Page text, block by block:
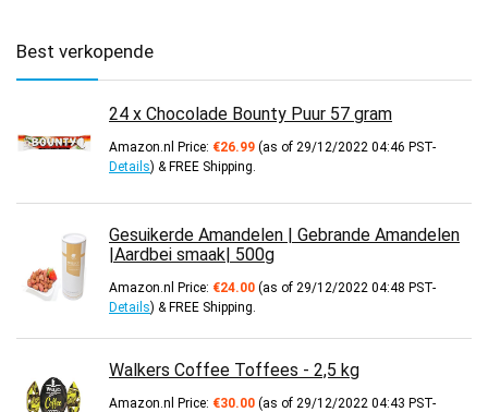
Best verkopende
24 x Chocolade Bounty Puur 57 gram
Amazon.nl Price: €26.99 (as of 29/12/2022 04:46 PST-
Details) & FREE Shipping
Gesuikerde Amandelen | Gebrande Amandelen
|Aardbei smaak| 500g
Amazon.nl Price: €24.00 (as of 29/12/2022 04:48 PST-
Details) & FREE Shipping
Walkers Coffee Toffees - 2,5 kg
Amazon.nl Price: €30.00 (as of 29/12/2022 04:43 PST-